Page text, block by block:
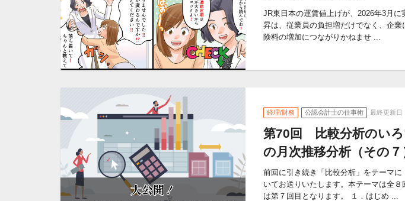
JR東日本の運賃値上げが、2026年3月
昇は、従業員の負担増だけでなく、企
険料の増加につながりかねませ ...
経理/財務 公認会計士の仕事術 最終更新日
第70回 比較分析のい
の月次推移分析（その７
前回に引き続き「比較分析」をテーマ
いてお送りいたします。本テーマは全
は第７回目となります。 １．はじめ ...